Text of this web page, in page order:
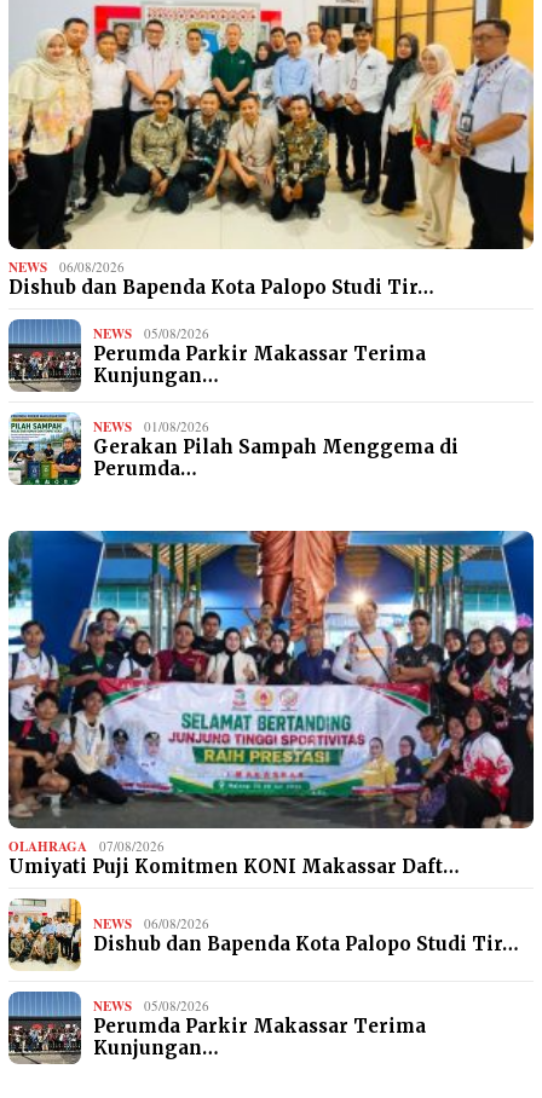
NEWS 06/08/2026
Dishub dan Bapenda Kota Palopo Studi Tir…
NEWS 05/08/2026
Perumda Parkir Makassar Terima
Kunjungan…
NEWS 01/08/2026
Gerakan Pilah Sampah Menggema di
Perumda…
OLAHRAGA 07/08/2026
Umiyati Puji Komitmen KONI Makassar Daft…
NEWS 06/08/2026
Dishub dan Bapenda Kota Palopo Studi Tir…
NEWS 05/08/2026
Perumda Parkir Makassar Terima
Kunjungan…